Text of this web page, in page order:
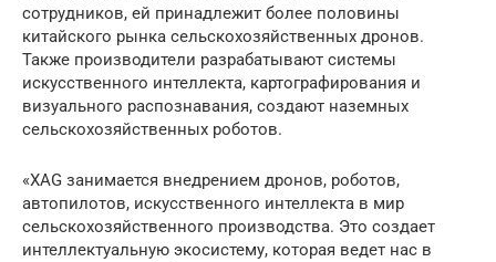
сотрудников, ей принадлежит более половины
китайского рынка сельскохозяйственных дронов.
Также производители разрабатывают системы
искусственного интеллекта, картографирования и
визуального распознавания, создают наземных
сельскохозяйственных роботов.
«XAG занимается внедрением дронов, роботов,
автопилотов, искусственного интеллекта в мир
сельскохозяйственного производства. Это создает
интеллектуальную экосистему, которая ведет нас в